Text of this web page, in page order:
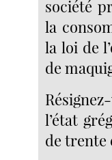
société
la
la loi de
de
l’état
de trente